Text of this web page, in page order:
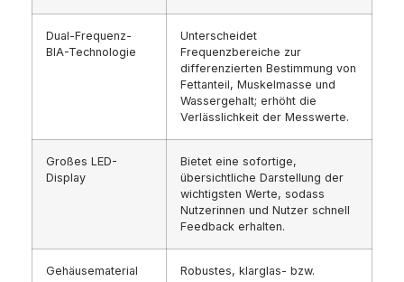
Dual-Frequenz-
BIA-Technologie
Unterscheidet
Frequenzbereiche zur
differenzierten Bestimmung von
Fettanteil, Muskelmasse und
Wassergehalt; erhöht die
Verlässlichkeit der Messwerte.
Großes LED-
Display
Bietet eine sofortige,
übersichtliche Darstellung der
wichtigsten Werte, sodass
Nutzerinnen und Nutzer schnell
Feedback erhalten.
Gehäusematerial
Robustes, klarglas- bzw.